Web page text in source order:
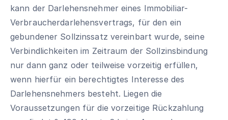
kann der Darlehensnehmer eines Immobiliar-
Verbraucherdarlehensvertrags, für den ein
gebundener Sollzinssatz vereinbart wurde, seine
Verbindlichkeiten im Zeitraum der Sollzinsbindung
nur dann ganz oder teilweise vorzeitig erfüllen,
wenn hierfür ein berechtigtes Interesse des
Darlehensnehmers besteht. Liegen die
Voraussetzungen für die vorzeitige Rückzahlung